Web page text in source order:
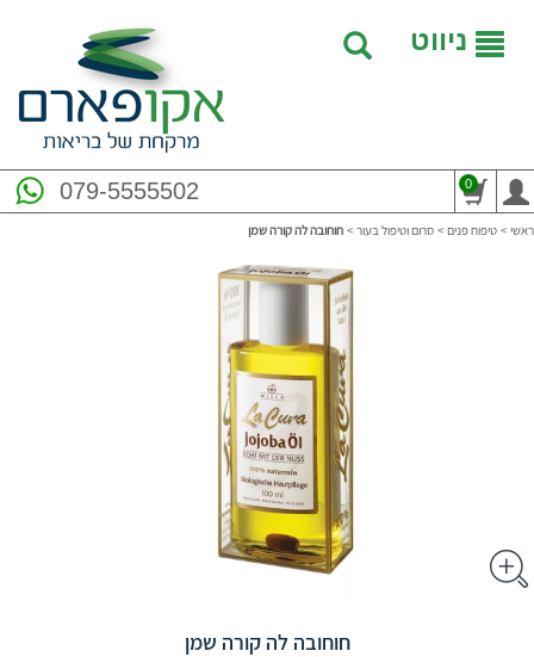
ניווט
079-5555502 0
ראשי > טיפוח פנים > סרום וטיפול בעור > חוחובה לה קורה שמן
חוחובה לה קורה שמן